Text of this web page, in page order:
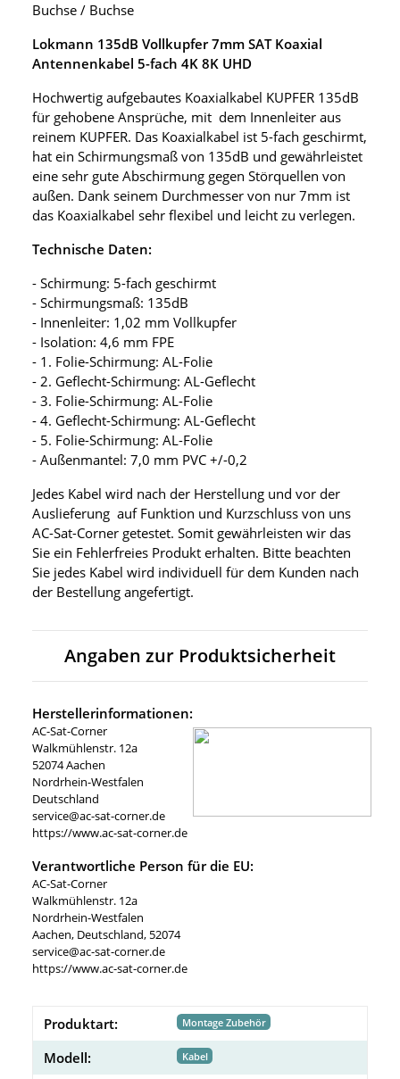
Buchse / Buchse
Lokmann 135dB Vollkupfer 7mm SAT Koaxial
Antennenkabel 5-fach 4K 8K UHD
Hochwertig aufgebautes Koaxialkabel KUPFER 135dB
für gehobene Ansprüche, mit dem Innenleiter aus
reinem KUPFER. Das Koaxialkabel ist 5-fach geschirmt,
hat ein Schirmungsmaß von 135dB und gewährleistet
eine sehr gute Abschirmung gegen Störquellen von
außen. Dank seinem Durchmesser von nur 7mm ist
das Koaxialkabel sehr flexibel und leicht zu verlegen.
Technische Daten:
- Schirmung: 5-fach geschirmt
- Schirmungsmaß: 135dB
- Innenleiter: 1,02 mm Vollkupfer
- Isolation: 4,6 mm FPE
- 1. Folie-Schirmung: AL-Folie
- 2. Geflecht-Schirmung: AL-Geflecht
- 3. Folie-Schirmung: AL-Folie
- 4. Geflecht-Schirmung: AL-Geflecht
- 5. Folie-Schirmung: AL-Folie
- Außenmantel: 7,0 mm PVC +/-0,2
Jedes Kabel wird nach der Herstellung und vor der
Auslieferung auf Funktion und Kurzschluss von uns
AC-Sat-Corner getestet. Somit gewährleisten wir das
Sie ein Fehlerfreies Produkt erhalten. Bitte beachten
Sie jedes Kabel wird individuell für dem Kunden nach
der Bestellung angefertigt.
Angaben zur Produktsicherheit
Herstellerinformationen:
AC-Sat-Corner
Walkmühlenstr. 12a
52074 Aachen
Nordrhein-Westfalen
Deutschland
service@ac-sat-corner.de
https://www.ac-sat-corner.de
Verantwortliche Person für die EU:
AC-Sat-Corner
Walkmühlenstr. 12a
Nordrhein-Westfalen
Aachen, Deutschland, 52074
service@ac-sat-corner.de
https://www.ac-sat-corner.de
Produktart: Montage Zubehör
Modell: Kabel